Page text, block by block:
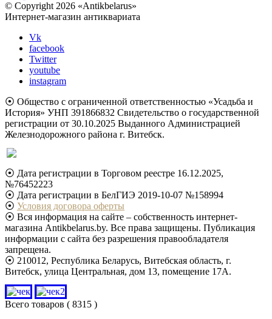
© Copyright 2026 «Antikbelarus»
Интернет-магазин антиквариата
Vk
facebook
Twitter
youtube
instagram
⦿ Общество с ограниченной ответственностью «Усадьба и
История» УНП 391866832 Свидетельство о государственной
регистрации от 30.10.2025 Выданного Администрацией
Железнодорожного района г. Витебск.
⦿ Дата регистрации в Торговом реестре 16.12.2025,
№76452223
⦿ Дата регистрации в БелГИЭ 2019-10-07 №158994
⦿ Условия договора оферты
⦿ Вся информация на сайте – собственность интернет-
магазина Antikbelarus.by. Все права защищены. Публикация
информации с сайта без разрешения правообладателя
запрещена.
⦿ 210012, Республика Беларусь, Витебская область, г.
Витебск, улица Центральная, дом 13, помещение 17А.
Всего товаров ( 8315 )